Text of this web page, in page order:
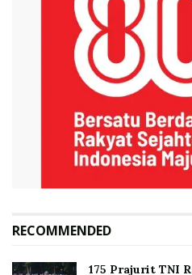
RECOMMENDED
175 Prajurit TNI